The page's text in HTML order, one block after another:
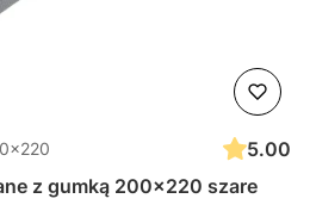
5.00
z gumką 200x220 szare